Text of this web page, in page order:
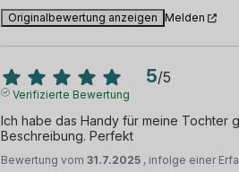
Originalbewertung anzeigen Melden
5/5
Verifizierte Bewertung
Ich habe das Handy für meine Tochter
Beschreibung. Perfekt
Bewertung vom31.7.2025 , infolge einer